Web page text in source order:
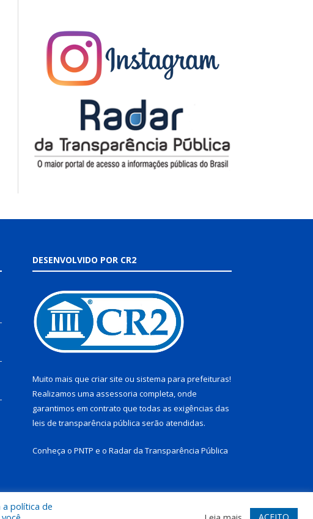
DESENVOLVIDO POR CR2
Muito mais que criar site ou sistema para prefeituras!
Realizamos uma assessoria completa, onde
garantimos em contrato que todas as exigências das
leis de transparência pública serão atendidas.
Conheça o PNTP e o Radar da Transparência Pública
do Site Acessar Webmail
política de
ACEITO